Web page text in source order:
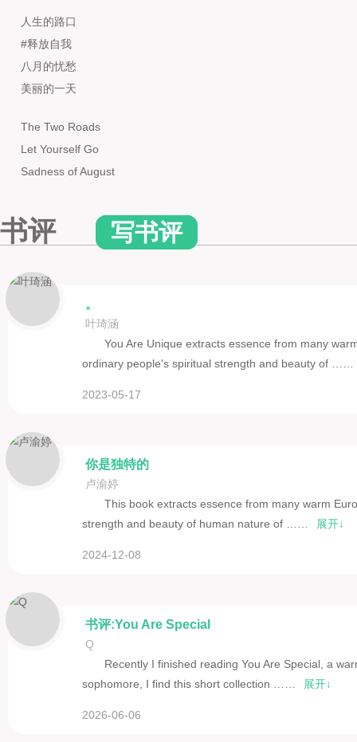
人生的路口
#释放自我
八月的忧愁
美丽的一天
The Two Roads
Let Yourself Go
Sadness of August
书评 写书评
。
叶琦涵
You Are Unique extracts essence from many
ordinary people's spiritual strength and beauty of ……
2023-05-17
你是独特的
卢渝婷
This book extracts essence from many warm
strength and beauty of human nature of ……
展开↓
2024-12-08
书评:You Are Special
Q
Recently I finished reading You Are Special, a
sophomore, I find this short collection ……
展开↓
2026-06-06